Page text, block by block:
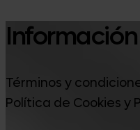
Términos y
Política de Cookies y